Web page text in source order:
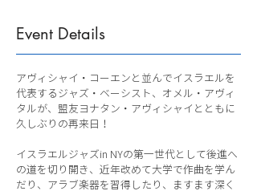
Event Details
アヴィシャイ・コーエンと並んでイスラエルを
代表するジャズ・ベーシスト、オメル・アヴィ
タルが、盟友ヨナタン・アヴィシャイとともに
久しぶりの再来日！
イスラエルジャズin NYの第一世代として後進へ
の道を切り開き、近年改めて大学で作曲を学ん
だり、アラブ楽器を習得したり、ますます深く